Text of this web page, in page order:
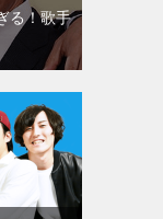
る！歌手